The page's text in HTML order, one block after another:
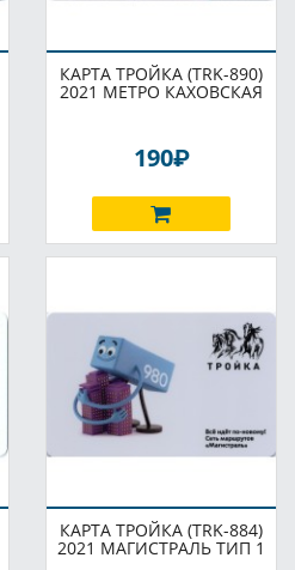
КАРТА ТРОЙКА (TRK-890)
2021 МЕТРО КАХОВСКАЯ
190P
КАРТА ТРОЙКА (TRK-884)
2021 МАГИСТРАЛЬ ТИП 1